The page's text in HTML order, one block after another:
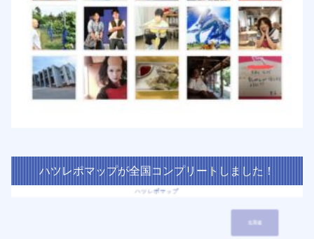
ハツレポマップが全国コンプリートしました！